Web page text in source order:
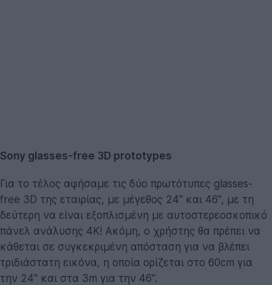
Sony glasses-free 3D prototypes
Για το τέλος αφήσαμε τις δύο πρωτότυπες glasses-
free 3D της εταιρίας, με μέγεθος 24'' και 46'', με τη
δεύτερη να είναι εξοπλισμένη με αυτοστερεοσκοπικό
πάνελ ανάλυσης 4K! Ακόμη, ο χρήστης θα πρέπει να
κάθεται σε συγκεκριμένη απόσταση για να βλέπει
τριδιάστατη εικόνα, η οποία ορίζεται στο 60cm για
την 24'' και στα 3m για την 46''.